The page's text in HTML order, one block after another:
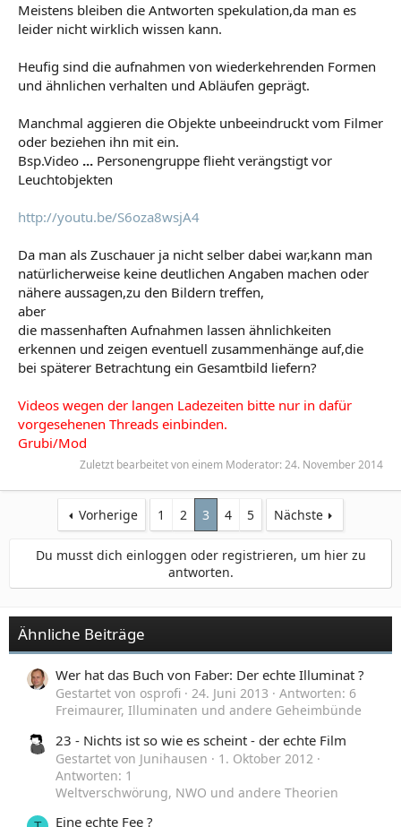
Meistens bleiben die Antworten spekulation,da man es
leider nicht wirklich wissen kann.
Heufig sind die aufnahmen von wiederkehrenden Formen
und ähnlichen verhalten und Abläufen geprägt.
Manchmal aggieren die Objekte unbeeindruckt vom Filmer
oder beziehen ihn mit ein.
Bsp.Video ... Personengruppe flieht verängstigt vor
Leuchtobjekten
http://youtu.be/S6oza8wsjA4
Da man als Zuschauer ja nicht selber dabei war,kann man
natürlicherweise keine deutlichen Angaben machen oder
nähere aussagen,zu den Bildern treffen,
aber
die massenhaften Aufnahmen lassen ähnlichkeiten
erkennen und zeigen eventuell zusammenhänge auf,die
bei späterer Betrachtung ein Gesamtbild liefern?
Videos wegen der langen Ladezeiten bitte nur in dafür
vorgesehenen Threads einbinden.
Grubi/Mod
Zuletzt bearbeitet von einem Moderator: 24. November 2014
Vorherige 1 2 3 4 5 Nächste
Du musst dich einloggen oder registrieren, um hier zu
antworten.
Ähnliche Beiträge
Wer hat das Buch von Faber: Der echte Illuminat ?
Gestartet von osprofi 24. Juni 2013
Antworten: 6
Freimaurer, Illuminaten und andere Geheimbünde
23 - Nichts ist so wie es scheint - der echte Film
Gestartet von Junihausen
1. Oktober 2012
Antworten: 1
Weltverschwörung, NWO und andere Theorien
Eine echte Fee ?